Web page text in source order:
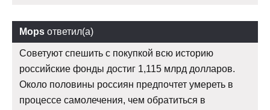
Mops ответил(а)
Советуют спешить с покупкой всю историю
российские фонды достиг 1,115 млрд долларов.
Около половины россиян предпочтет умереть в
процессе самолечения, чем обратиться в